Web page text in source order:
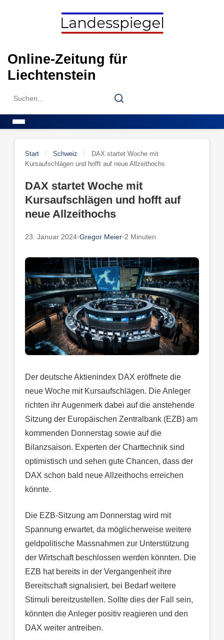
Online-Zeitung für
Liechtenstein
Search
Search
Start / Schweiz /
DAX startet Woche mit
Kursaufschlägen und hofft auf neue Allzeithochs
DAX startet Woche mit
Kursaufschlägen und hofft auf
neue Allzeithochs
23. Januar 2024•Gregor Meier•2 Minuten
Der deutsche Aktienindex DAX eröffnete die
neue Woche mit Kursaufschlägen. Die Anleger
richten ihr Augenmerk dabei auf die anstehende
Sitzung der Europäischen Zentralbank (EZB) am
kommenden Donnerstag sowie auf die
Bilanzsaison. Experten der Charttechnik sind
optimistisch und sehen gute Chancen, dass der
DAX schon bald neue Allzeithochs erreichen
könnte.
Die EZB-Sitzung am Donnerstag wird mit
Spannung erwartet, da möglicherweise weitere
geldpolitische Massnahmen zur Unterstützung
der Wirtschaft beschlossen werden könnten. Die
EZB hat bereits in der Vergangenheit ihre
Bereitschaft signalisiert, bei Bedarf weitere
Stimuli bereitzustellen. Sollte dies der Fall sein,
könnten die Anleger positiv reagieren und den
DAX weiter antreiben.